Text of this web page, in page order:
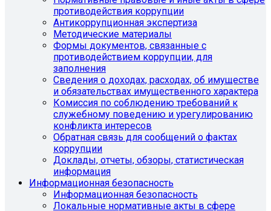
противодействия коррупции
Антикоррупционная экспертиза
Методические материалы
Формы документов, связанные с
противодействием коррупции, для
заполнения
Сведения о доходах, расходах, об имуществе
и обязательствах имущественного характера
Комиссия по соблюдению требований к
служебному поведению и урегулированию
конфликта интересов
Обратная связь для сообщений о фактах
коррупции
Доклады, отчеты, обзоры, статистическая
информация
Информационная безопасность
Информационная безопасность
Локальные нормативные акты в сфере